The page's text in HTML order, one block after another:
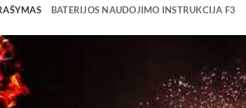
BATERIJOS NAUDOJIMO INSTRUKCIJA F3